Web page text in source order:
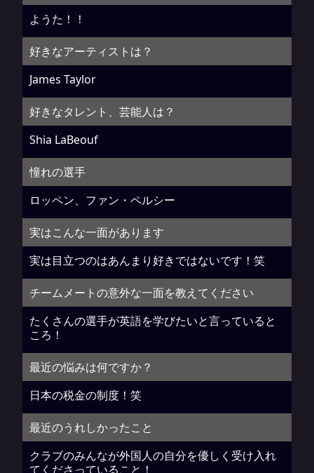
ようた！！
好きなアーティストは？
James Taylor
好きなタレント、芸能人は？
Shia LaBeouf
憧れの選手
ロッペン、ファン・ペルシー
実はこんな一面があります
実は目立つのはあんまり好きではないです！笑
チームメートの意外な一面を教えてください
たくさんの選手が英語を学びたいと言っていると
ころ！
最近の悩みは何ですか？
日本の税金の制度！笑
最近のうれしかったこと
クラブのみんなが外国人の自分を優しく受け入れ
てくださっていること！